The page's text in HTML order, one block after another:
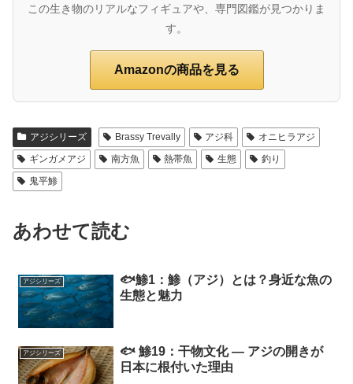
この生き物のリアルなフィギュアや、専門図鑑が見つかりま
す。
Amazonの商品を見る
アジシリーズ Brassy Trevally アジ科
オニヒラアジ
ギンガメアジ
南方魚 熱帯魚 生態
釣り
鬼平鯵
あわせて読む
アジシリーズ
🐟鯵1：鯵（アジ）とは？身近な魚の
生態と魅力
アジシリーズ
🐟 鯵19：干物文化 ― アジの開きが
日本に根付いた理由